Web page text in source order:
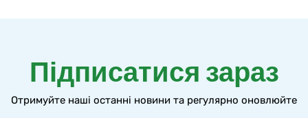
Підписатися зараз
Отримуйте наші останні новини та регулярно оновлюйте